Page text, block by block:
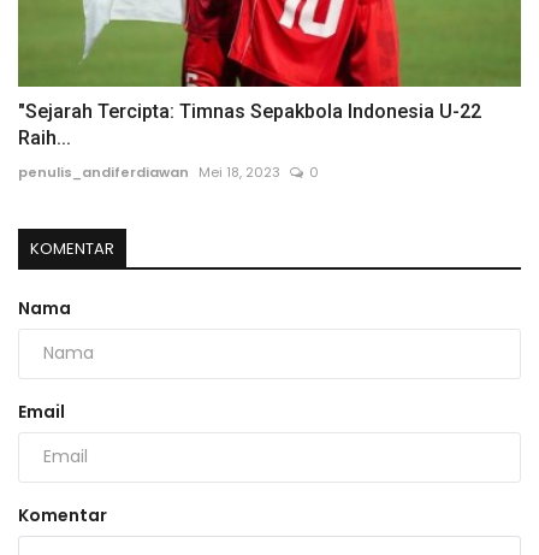
"Sejarah Tercipta: Timnas Sepakbola Indonesia U-22
Raih...
penulis_andiferdiawan Mei 18, 2023 0
KOMENTAR
Nama
Email
Komentar